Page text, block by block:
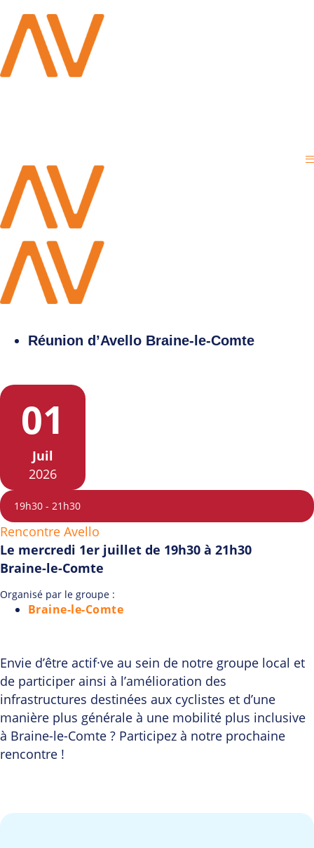
Réunion d’Avello Braine-le-Comte
01
Juil
2026
19h30 - 21h30
Rencontre Avello
Le mercredi 1er juillet de 19h30 à 21h30
Braine-le-Comte
Organisé par le groupe :
Braine-le-Comte
Envie d’être actif·ve au sein de notre groupe local et
de participer ainsi à l’amélioration des
infrastructures destinées aux cyclistes et d’une
manière plus générale à une mobilité plus inclusive
à Braine-le-Comte ? Participez à notre prochaine
rencontre !